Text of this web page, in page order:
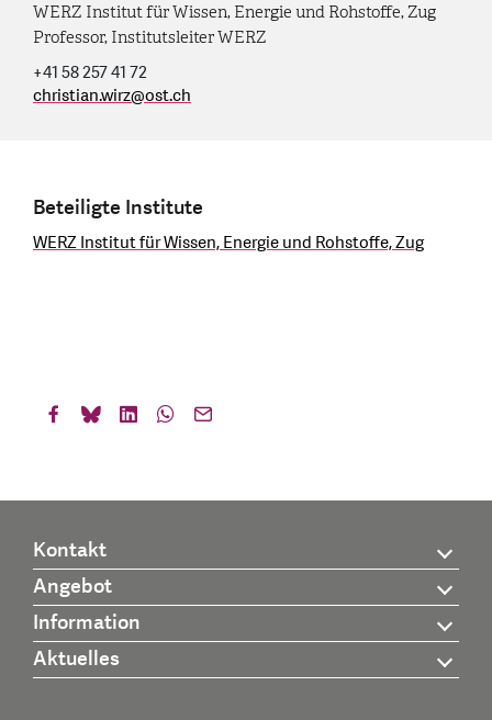
WERZ Institut für Wissen, Energie und Rohstoffe, Zug
Professor, Institutsleiter WERZ
+41 58 257 41 72
christian.wirz@ost.ch
Beteiligte Institute
WERZ Institut für Wissen, Energie und Rohstoffe, Zug
Kontakt
Angebot
Information
Aktuelles